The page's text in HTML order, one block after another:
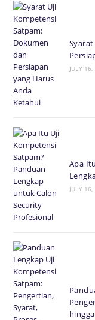
JULY
Apa
JULY